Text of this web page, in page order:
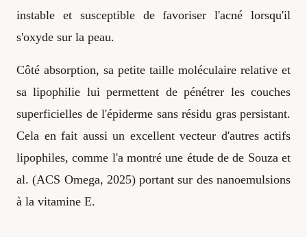
instable et susceptible de favoriser l'acné lorsqu'il
s'oxyde sur la peau.
Côté absorption, sa petite taille moléculaire relative et
sa lipophilie lui permettent de pénétrer les couches
superficielles de l'épiderme sans résidu gras persistant.
Cela en fait aussi un excellent vecteur d'autres actifs
lipophiles, comme l'a montré une étude de de Souza et
al. (ACS Omega, 2025) portant sur des nanoemulsions
à la vitamine E.